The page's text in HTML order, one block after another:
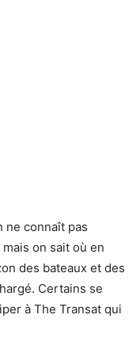
ne connaît pas
on sait où en
des bateaux et des
Certains se
à The Transat qui